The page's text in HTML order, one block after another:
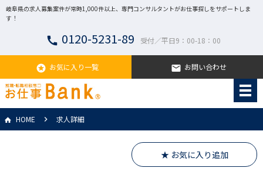
岐阜県の求人募集案件が常時1,000件以上、専門コンサルタントがお仕事探しをサポートしま
す！
call 0120-5231-89 受付／平日9：00-18：00
stars お気に入り一覧 email お問い合わせ
HOME 求人詳細
★ お気に入り追加